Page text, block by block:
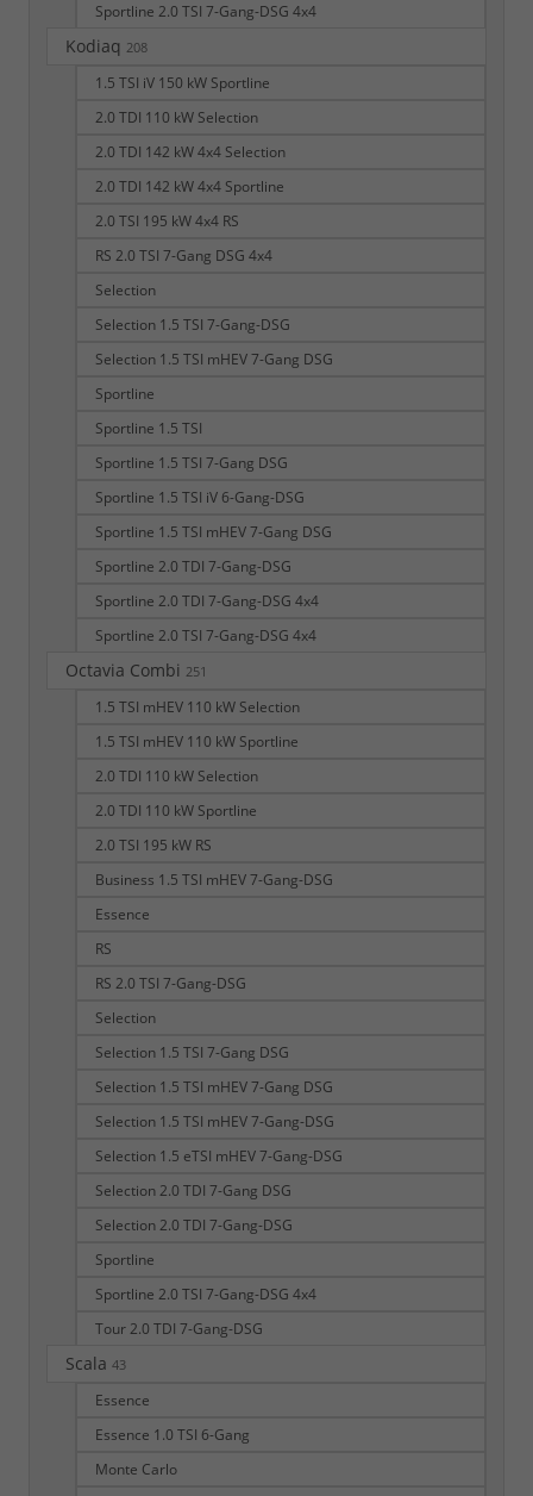
Sportline 2.0 TSI 7-Gang-DSG 4x4
Kodiaq 208
1.5 TSI iV 150 kW Sportline
2.0 TDI 110 kW Selection
2.0 TDI 142 kW 4x4 Selection
2.0 TDI 142 kW 4x4 Sportline
2.0 TSI 195 kW 4x4 RS
RS 2.0 TSI 7-Gang DSG 4x4
Selection
Selection 1.5 TSI 7-Gang-DSG
Selection 1.5 TSI mHEV 7-Gang DSG
Sportline
Sportline 1.5 TSI
Sportline 1.5 TSI 7-Gang DSG
Sportline 1.5 TSI iV 6-Gang-DSG
Sportline 1.5 TSI mHEV 7-Gang DSG
Sportline 2.0 TDI 7-Gang-DSG
Sportline 2.0 TDI 7-Gang-DSG 4x4
Sportline 2.0 TSI 7-Gang-DSG 4x4
Octavia Combi 251
1.5 TSI mHEV 110 kW Selection
1.5 TSI mHEV 110 kW Sportline
2.0 TDI 110 kW Selection
2.0 TDI 110 kW Sportline
2.0 TSI 195 kW RS
Business 1.5 TSI mHEV 7-Gang-DSG
Essence
RS
RS 2.0 TSI 7-Gang-DSG
Selection
Selection 1.5 TSI 7-Gang DSG
Selection 1.5 TSI mHEV 7-Gang DSG
Selection 1.5 TSI mHEV 7-Gang-DSG
Selection 1.5 eTSI mHEV 7-Gang-DSG
Selection 2.0 TDI 7-Gang DSG
Selection 2.0 TDI 7-Gang-DSG
Sportline
Sportline 2.0 TSI 7-Gang-DSG 4x4
Tour 2.0 TDI 7-Gang-DSG
Scala 43
Essence
Essence 1.0 TSI 6-Gang
Monte Carlo